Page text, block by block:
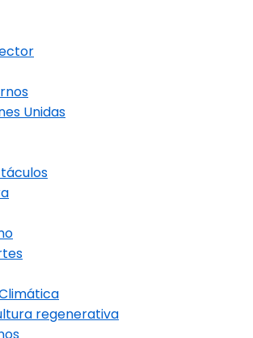
Unidas
regenerativa